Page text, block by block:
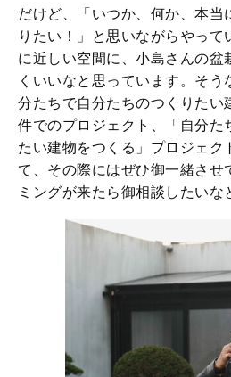
だけど、「いつか、何か、本当
りたい！」と思いながらやって
に近しい空間に、小島さんの盆
くいいなと思っています。そう
分たちで自分たちのつくりたい
件でのプロジェクト、「自分た
たい建物をつくる」プロジェク
て、その際にはぜひ御一緒させ
ミングが来たら御相談したいな